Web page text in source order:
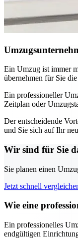
Ein Umzug ist immer
übernehmen für Sie
Ein professioneller
Zeitplan oder
Der entscheidende
und Sie sich auf Ihr
Wir sind für Sie
Sie planen einen
Jetzt schnell
Wie eine
Ein professionelles
endgültigen